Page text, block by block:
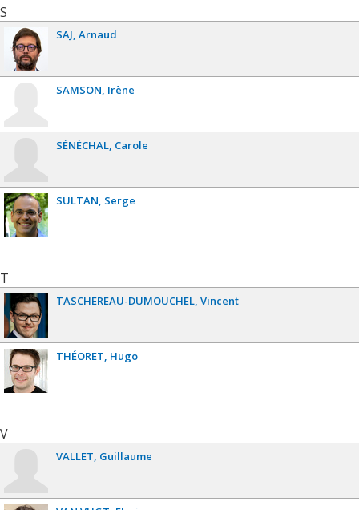
S
SAJ Arnaud
SAMSON Irène
SÉNÉCHAL Carole
SULTAN Serge
T
TASCHEREAU-DUMOUCHEL Vincent
THÉORET Hugo
V
VALLET Guillaume